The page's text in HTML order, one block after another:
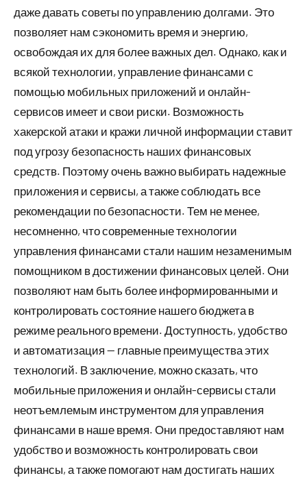
даже давать советы по управлению долгами. Это
позволяет нам сэкономить время и энергию,
освобождая их для более важных дел. Однако, как и
всякой технологии, управление финансами с
помощью мобильных приложений и онлайн-
сервисов имеет и свои риски. Возможность
хакерской атаки и кражи личной информации ставит
под угрозу безопасность наших финансовых
средств. Поэтому очень важно выбирать надежные
приложения и сервисы, а также соблюдать все
рекомендации по безопасности. Тем не менее,
несомненно, что современные технологии
управления финансами стали нашим незаменимым
помощником в достижении финансовых целей. Они
позволяют нам быть более информированными и
контролировать состояние нашего бюджета в
режиме реального времени. Доступность, удобство
и автоматизация — главные преимущества этих
технологий. В заключение, можно сказать, что
мобильные приложения и онлайн-сервисы стали
неотъемлемым инструментом для управления
финансами в наше время. Они предоставляют нам
удобство и возможность контролировать свои
финансы, а также помогают нам достигать наших